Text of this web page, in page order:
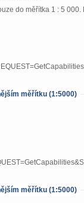
do měřítka 1 : 5
měřítku (1:5000)
měřítku (1:5000)